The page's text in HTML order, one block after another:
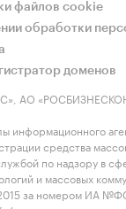
файлов cookie
обработки
доменов
АО
информационного
средства
по надзору в
и массовых
за номером ИА